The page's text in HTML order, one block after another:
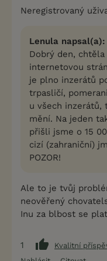
Neregistrovaný
Lenula napsal(a):
Dobrý den,
internetovou
je plno inzerátů
trpasličí,
u všech inzerátů,
mění. Na jeden
přišli jsme o 15
cizí (zahraniční)
POZOR!
Ale to je tvůj
neověřený
Inu za blbost se
1
Kvalitní